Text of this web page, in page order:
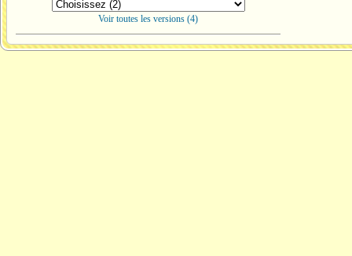
Voir toutes les versions (4)